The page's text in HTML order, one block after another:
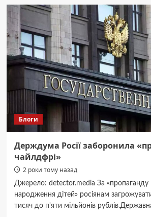
медіа
в
різних
регіонах
України
покращили
стандарти
прозорості,
—
ІМІ
Блоги
Держдума Росії заборонила
чайлдфрі»
2 роки тому назад
Джерело: detector.media За «пропаганду
народження дітей» росіянам
тисяч до п'яти мільйонів